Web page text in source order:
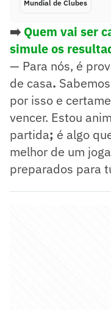
Mundial de Clubes
➡️ Quem vai ser
simule os
— Para nós, é
de casa.
por isso e
vencer. Estou
partida; é algo
melhor de um
preparados para